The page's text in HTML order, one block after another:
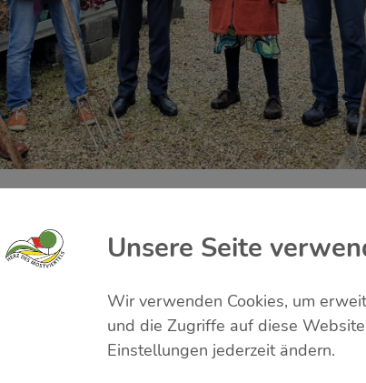
GEWUSST WIE!
in der Region
Lehrgang ökologische Grünraumpflege
Bäume zur Beschattung oder
Klimawandel! Der professionelle
Unsere Seite
Wir verwenden Cookies, um
und die Zugriffe auf diese
Einstellungen jederzeit ändern.